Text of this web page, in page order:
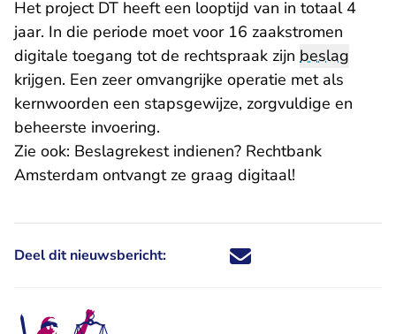
Het project DT heeft een looptijd van in totaal 4
jaar. In die periode moet voor 16 zaakstromen
digitale toegang tot de rechtspraak zijn beslag
krijgen. Een zeer omvangrijke operatie met als
kernwoorden een stapsgewijze, zorgvuldige en
beheerste invoering.
Zie ook: Beslagrekest indienen? Rechtbank
Amsterdam ontvangt ze graag digitaal!
Deel dit nieuwsbericht: Deel dit nieuwsbericht via X -
Deel dit nieuwsbericht via
Deel dit nieuwsbericht
Deel dit